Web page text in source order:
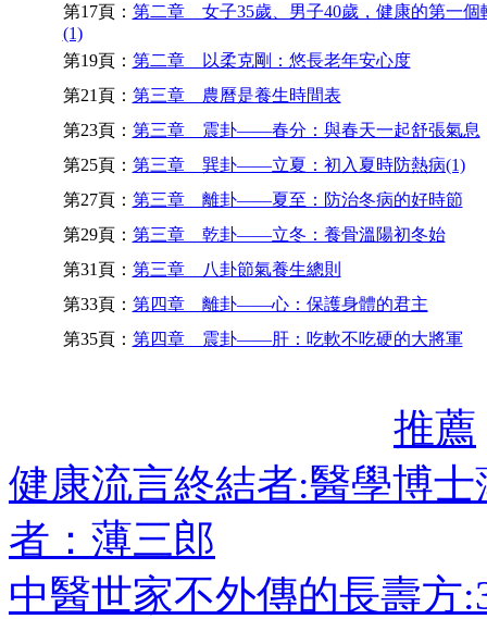
第17頁： 第二章 女子35歲、男子40歲，健康的第一個
(1)
第19頁： 第二章 以柔克剛：悠長老年安心度
第21頁： 第三章 農曆是養生時間表
第23頁： 第三章 震卦——春分：與春天一起舒張氣息
第25頁： 第三章 巽卦——立夏：初入夏時防熱病(1)
第27頁： 第三章 離卦——夏至：防治冬病的好時節
第29頁： 第三章 乾卦——立冬：養骨溫陽初冬始
第31頁： 第三章 八卦節氣養生總則
第33頁： 第四章 離卦——心：保護身體的君主
第35頁： 第四章 震卦——肝：吃軟不吃硬的大將軍
推薦
健康流言終結者:醫學博
者：薄三郎
中醫世家不外傳的長壽